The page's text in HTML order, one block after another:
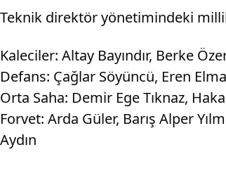
Teknik direktör yönetimindeki
Kaleciler: Altay Bayındır, Berke
Defans: Çağlar Söyüncü, Eren
Orta Saha: Demir Ege Tıknaz,
Forvet: Arda Güler, Barış Alper
Aydın